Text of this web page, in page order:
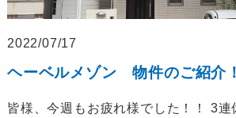
2022/07/17
ヘーベルメゾン 物件のご紹介
皆様、今週もお疲れ様でした！！ 3連